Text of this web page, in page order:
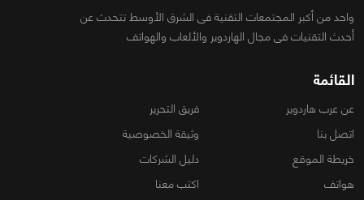
واحد من أكبر المجتمعات التقنية فى الشرق الأوسط تتحدث عن
أحدث التقنيات فى مجال الهاردوير والألعاب والهواتف
القائمة
عن عرب هاردوير
فريق التحرير
اتصل بنا
وثيقة الخصوصية
خريطة الموقع
دليل الشركات
هواتف
اكتب معنا